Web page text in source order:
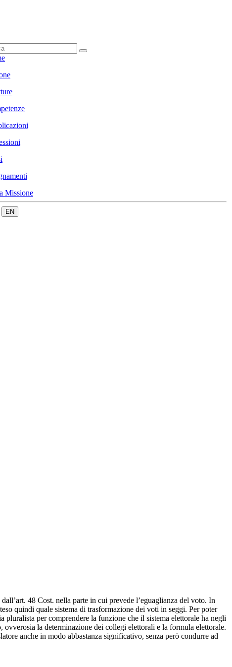
Missione
EN
48 Cost. nella parte in cui prevede l’eguaglianza del voto. In
quindi quale sistema di trasformazione dei voti in seggi. Per poter
per comprendere la funzione che il sistema elettorale ha negli
la determinazione dei collegi elettorali e la formula elettorale.
anche in modo abbastanza significativo, senza però condurre ad